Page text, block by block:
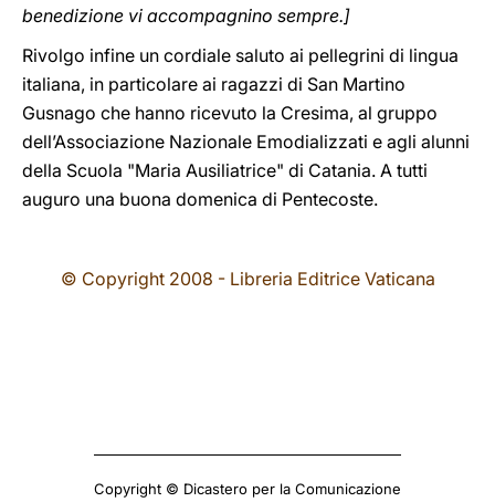
benedizione vi accompagnino sempre.]
Rivolgo infine un cordiale saluto ai pellegrini di lingua
italiana, in particolare ai ragazzi di San Martino
Gusnago che hanno ricevuto la Cresima, al gruppo
dell’Associazione Nazionale Emodializzati e agli alunni
della Scuola "Maria Ausiliatrice" di Catania. A tutti
auguro una buona domenica di Pentecoste.
© Copyright 2008 - Libreria Editrice Vaticana
Copyright © Dicastero per la Comunicazione